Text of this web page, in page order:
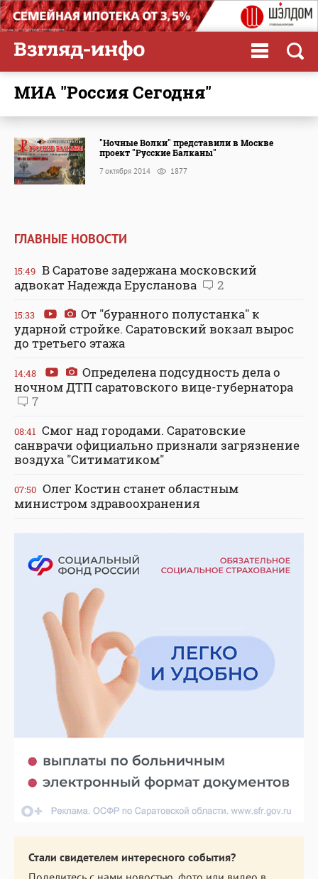
МИА "Россия Сегодня"
"Ночные Волки" представили в Москве
проект "Русские Балканы"
7 октября 2014 1877
ГЛАВНЫЕ НОВОСТИ
15:49 В Саратове задержана московский
адвокат Надежда Ерусланова
2
15:33
От "буранного полустанка" к
ударной стройке. Саратовский вокзал вырос
до третьего этажа
14:48
Определена подсудность дела о
ночном ДТП саратовского вице-губернатора
7
08:41 Смог над городами. Саратовские
санврачи официально признали загрязнение
воздуха "Ситиматиком"
07:50 Олег Костин станет областным
министром здравоохранения
Стали свидетелем интересного события?